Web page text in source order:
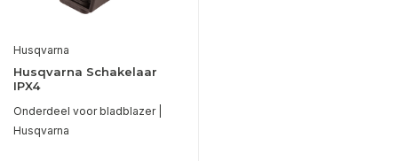
Husqvarna
Husqvarna Schakelaar
IPX4
Onderdeel voor bladblazer |
Husqvarna